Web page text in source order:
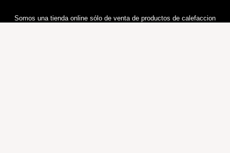
Somos una tienda online sólo de venta de productos de calefaccion